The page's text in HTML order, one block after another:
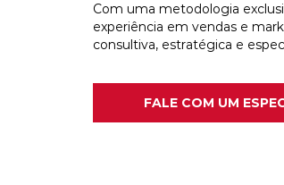
Com uma metodologia
experiência em vendas e
consultiva, estratégica e
FALE COM UM